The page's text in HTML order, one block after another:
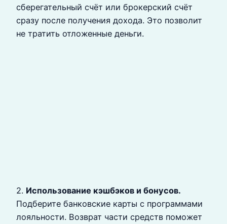
сберегательный счёт или брокерский счёт
сразу после получения дохода. Это позволит
не тратить отложенные деньги.
2. Использование кэшбэков и бонусов.
Подберите банковские карты с программами
лояльности. Возврат части средств поможет